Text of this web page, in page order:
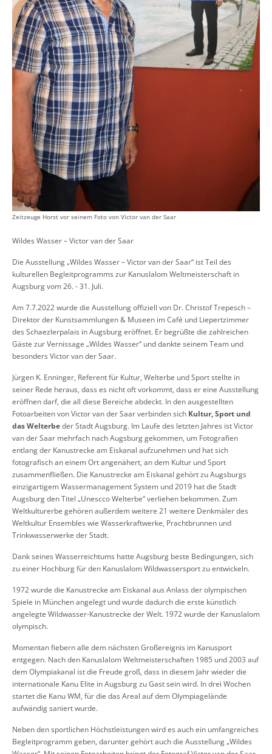
Zeitzeuge Horst vor seinem Foto von Victor van der Saar
Wildes Wasser – Victor van der Saar
Die Ausstellung „Wildes Wasser – Victor van der Saar“ ist Teil des
kulturellen Begleitprogramms zur Kanuslalom Weltmeisterschaft in
Augsburg vom 26. - 31. Juli.
Am 7.7.2022 wurde die Ausstellung offiziell von Dr. Christof Trepesch –
Direktor der Kunstsammlungen & Museen im Café und Liepertzimmer
des Schaezlerpalais in Augsburg eröffnet. Er begrüßte die zahlreichen
Gäste zur Vernissage „Wildes Wasser“ und dankte seinem Team und
besonders Victor van der Saar.
Jürgen K. Enninger, Referent für Kultur, Welterbe und Sport stellte in
seiner Rede heraus, dass es nicht oft vorkommt, dass er eine Ausstellung
eröffnen darf, die all diese Bereiche abdeckt. In den ausgestellten
Fotoarbeiten von Victor van der Saar verbinden sich Kultur, Sport und
das Welterbeder Stadt Augsburg. Im Laufe des letzten Jahres ist Victor
van der Saar mehrfach nach Augsburg gekommen, um Fotografien
entlang der Kanustrecke am Eiskanal aufzunehmen und hat sich
fotografisch an einem Ort angenähert, an dem Kultur und Sport
zusammenfließen. Die Kanustrecke am Eiskanal gehört zu Augsburgs
einzigartigem Wassermanagement System und 2019 hat die Stadt
Augsburg den Titel „Unescco Welterbe“ verliehen bekommen. Zum
Weltkulturerbe gehören außerdem weitere 21 weitere Denkmäler des
Weltkultur Ensembles wie Wasserkraftwerke, Prachtbrunnen und
Trinkwasserwerke der Stadt.
Dank seines Wasserreichtums hatte Augsburg beste Bedingungen, sich
zu einer Hochburg für den Kanuslalom Wildwassersport zu entwickeln.
1972 wurde die Kanustrecke am Eiskanal aus Anlass der olympischen
Spiele in München angelegt und wurde dadurch die erste künstlich
angelegte Wildwasser-Kanustrecke der Welt. 1972 wurde der Kanuslalom
olympisch.
Momentan fiebern alle dem nächsten Großereignis im Kanusport
entgegen. Nach den Kanuslalom Weltmeisterschaften 1985 und 2003 auf
dem Olympiakanal ist die Freude groß, dass in diesem Jahr wieder die
internationale Kanu Elite in Augsburg zu Gast sein wird. In drei Wochen
startet die Kanu WM, für die das Areal auf dem Olympiagelände
aufwändig saniert wurde.
Neben den sportlichen Höchstleistungen wird es auch ein umfangreiches
Begleitprogramm geben, darunter gehört auch die Ausstellung „Wildes